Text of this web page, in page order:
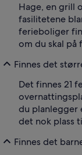
Hage, en grill
fasilitetene
ferieboliger
om du skal på
Finnes det
Det finnes 21
du planlegger
det nok plass
Finnes det